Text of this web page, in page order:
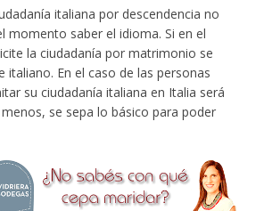
italiana por descendencia no
momento saber el idioma. Si en el
la ciudadanía por matrimonio se
italiano. En el caso de las personas
su ciudadanía italiana en Italia será
se sepa lo básico para poder